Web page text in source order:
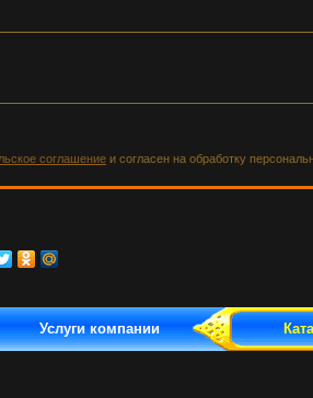
соглашение и согласен на обработку
Услуги компании